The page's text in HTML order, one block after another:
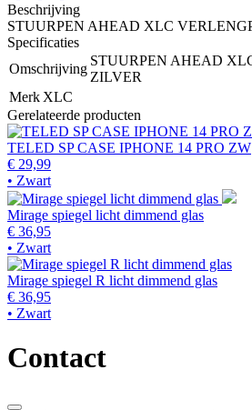
Beschrijving
STUURPEN AHEAD XLC
Specificaties
Omschrijving
STUURPEN AHEAD
ZILVER
Merk XLC
Gerelateerde producten
TELED SP CASE IPHONE 14 PRO ZW
€ 29,99
• Zwart
Mirage spiegel licht dimmend glas
€ 36,95
• Zwart
Mirage spiegel R licht dimmend glas
€ 36,95
• Zwart
Contact